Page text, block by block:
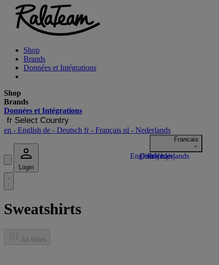
Shop
Brands
Données et Intégrations
Shop
Brands
Données et Intégrations
fr Select Country
en - English de - Deutsch fr- Français nl - Nederlands
Login
Sweatshirts
All filters